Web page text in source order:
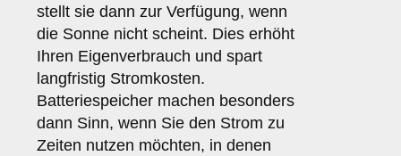
stellt sie dann zur Verfügung, wenn
die Sonne nicht scheint. Dies erhöht
Ihren Eigenverbrauch und spart
langfristig Stromkosten.
Batteriespeicher machen besonders
dann Sinn, wenn Sie den Strom zu
Zeiten nutzen möchten, in denen